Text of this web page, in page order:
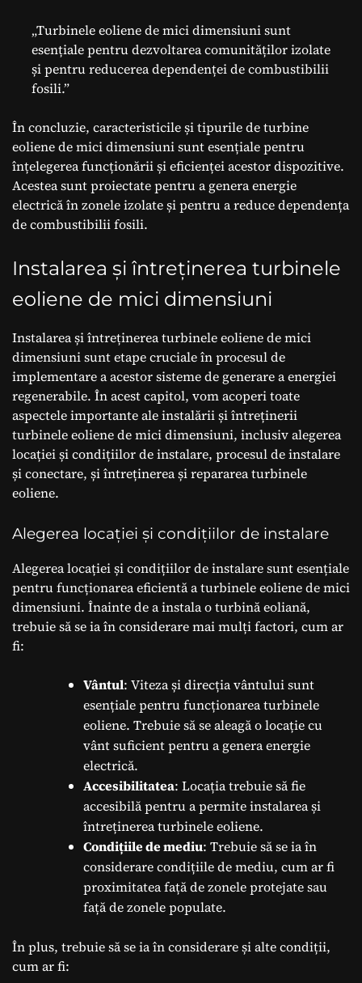
„Turbinele eoliene de mici dimensiuni sunt
esențiale pentru dezvoltarea comunităților izolate
și pentru reducerea dependenței de combustibilii
fosili.”
În concluzie, caracteristicile și tipurile de turbine
eoliene de mici dimensiuni sunt esențiale pentru
înțelegerea funcționării și eficienței acestor dispozitive.
Acestea sunt proiectate pentru a genera energie
electrică în zonele izolate și pentru a reduce dependența
de combustibilii fosili.
Instalarea și întreținerea turbinele
eoliene de mici dimensiuni
Instalarea și întreținerea turbinele eoliene de mici
dimensiuni sunt etape cruciale în procesul de
implementare a acestor sisteme de generare a energiei
regenerabile. În acest capitol, vom acoperi toate
aspectele importante ale instalării și întreținerii
turbinele eoliene de mici dimensiuni, inclusiv alegerea
locației și condițiilor de instalare, procesul de instalare
și conectare, și întreținerea și repararea turbinele
eoliene.
Alegerea locației și condițiilor de instalare
Alegerea locației și condițiilor de instalare sunt esențiale
pentru funcționarea eficientă a turbinele eoliene de mici
dimensiuni. Înainte de a instala o turbină eoliană,
trebuie să se ia în considerare mai mulți factori, cum ar
fi:
Vântul: Viteza și direcția vântului sunt
esențiale pentru funcționarea turbinele
eoliene. Trebuie să se aleagă o locație cu
vânt suficient pentru a genera energie
electrică.
Accesibilitatea: Locația trebuie să fie
accesibilă pentru a permite instalarea și
întreținerea turbinele eoliene.
Condițiile de mediu: Trebuie să se ia în
considerare condițiile de mediu, cum ar fi
proximitatea față de zonele protejate sau
față de zonele populate.
În plus, trebuie să se ia în considerare și alte condiții,
cum ar fi: